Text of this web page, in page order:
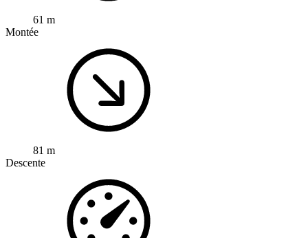
61 m
Montée
81 m
Descente